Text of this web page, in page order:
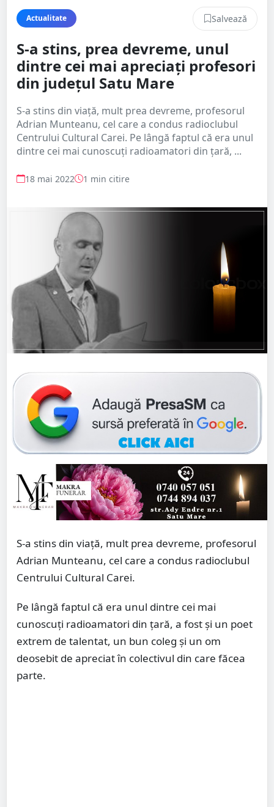
Actualitate Salvează
S-a stins, prea devreme, unul
dintre cei mai apreciați profesori
din județul Satu Mare
S-a stins din viață, mult prea devreme, profesorul
Adrian Munteanu, cel care a condus radioclubul
Centrului Cultural Carei. Pe lângă faptul că era unul
dintre cei mai cunoscuți radioamatori din țară, ...
18 mai 2022 1 min citire
S-a stins din viață, mult prea devreme, profesorul
Adrian Munteanu, cel care a condus radioclubul
Centrului Cultural Carei.
Pe lângă faptul că era unul dintre cei mai
cunoscuți radioamatori din țară, a fost și un poet
extrem de talentat, un bun coleg și un om
deosebit de apreciat în colectivul din care făcea
parte.